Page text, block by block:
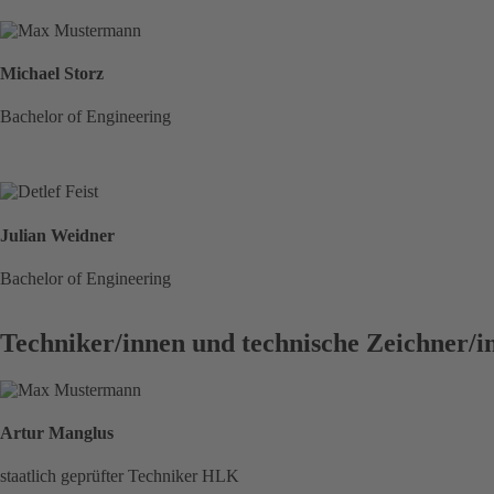
Michael Storz
Bachelor of Engineering
Julian Weidner
Bachelor of Engineering
Techniker/innen und technische Zeichner/
Artur Manglus
staatlich geprüfter Techniker HLK